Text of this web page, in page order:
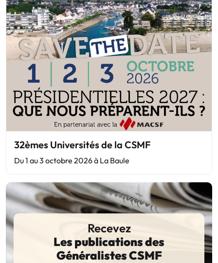
32èmes Universités de la CSMF
Du 1 au 3 octobre 2026 à La Baule
Recevez
Les publications des
Généralistes CSMF